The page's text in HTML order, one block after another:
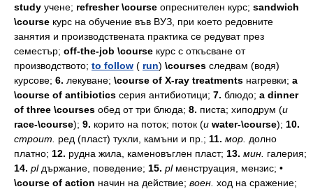
study учене; refresher \course опреснителен курс; sandwich
\course курс на обучение във ВУЗ, при което редовните
занятия и производствената практика се редуват през
семестър; off-the-job \course курс с откъсване от
производството; to follow ( run) \courses следвам (водя)
курсове; 6. лекуване; \course of X-ray treatments нагревки; a
\course of antibiotics серия антибиотици; 7. блюдо; a dinner
of three \courses обед оттри блюда; 8. писта; хиподрум (и
race-\course); 9. корито на поток; поток (и water-\course); 10.
строит.
ред (пласт) тухли, камъни и пр.; 11. мор. долно
платно; 12. рудна жила, каменовъглен пласт; 13. мин. галерия;
14. pl държание, поведение; 15. pl менструация, мензис; •
\course of action начин на действие; воен. ход на сражение;